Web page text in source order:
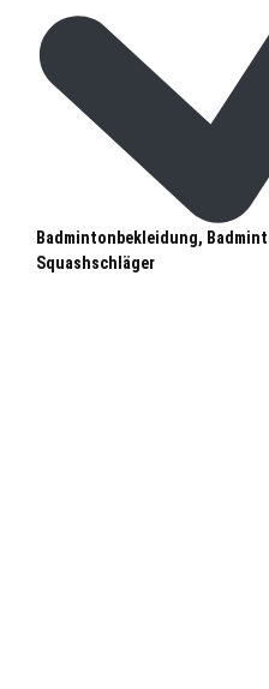
Badmintonbekleidung,
Squashschläger